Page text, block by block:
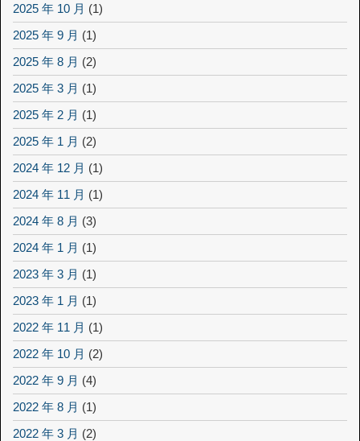
2025 年 10 月 (1)
2025 年 9 月 (1)
2025 年 8 月 (2)
2025 年 3 月 (1)
2025 年 2 月 (1)
2025 年 1 月 (2)
2024 年 12 月 (1)
2024 年 11 月 (1)
2024 年 8 月 (3)
2024 年 1 月 (1)
2023 年 3 月 (1)
2023 年 1 月 (1)
2022 年 11 月 (1)
2022 年 10 月 (2)
2022 年 9 月 (4)
2022 年 8 月 (1)
2022 年 3 月 (2)